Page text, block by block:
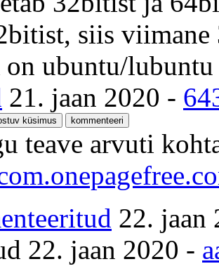
siis
on ubuntu/
21. jaan 2020 -
teave arvuti
22. jaan
22. jaan 2020 -